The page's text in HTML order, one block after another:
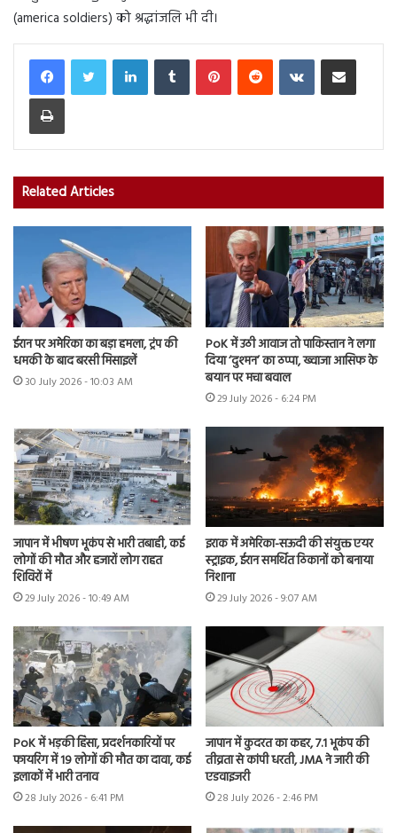
(america soldiers) को श्रद्धांजलि भी दी।
LinkedInTumblr PinterestReddit VKontakteShare via Email
Print
Related Articles
ईरान पर अमेरिका का बड़ा हमला, ट्रंप की
धमकी के बाद बरसी मिसाइलें
30 July 2026 - 10:03 AM
PoK में उठी आवाज तो पाकिस्तान ने लगा
दिया ‘दुश्मन’ का ठप्पा, ख्वाजा आसिफ के
बयान पर मचा बवाल
29 July 2026 - 6:24 PM
जापान में भीषण भूकंप से भारी तबाही, कई
लोगों की मौत और हजारों लोग राहत
शिविरों में
29 July 2026 - 10:49 AM
इराक में अमेरिका-सऊदी की संयुक्त एयर
स्ट्राइक, ईरान समर्थित ठिकानों को बनाया
निशाना
29 July 2026 - 9:07 AM
PoK में भड़की हिंसा, प्रदर्शनकारियों पर
फायरिंग में 19 लोगों की मौत का दावा, कई
इलाकों में भारी तनाव
28 July 2026 - 6:41 PM
जापान में कुदरत का कहर, 7.1 भूकंप की
तीव्रता से कांपी धरती, JMA ने जारी की
एडवाइजरी
28 July 2026 - 2:46 PM